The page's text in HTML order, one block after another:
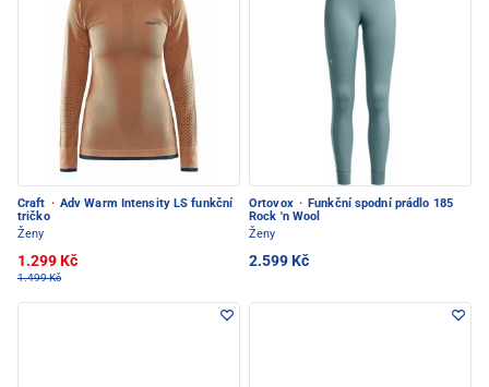
Craft · Adv Warm Intensity LS funkční
tričko
Ženy
1.299 Kč
1.499 Kč
Ortovox · Funkční spodní prádlo 185
Rock 'n Wool
Ženy
2.599 Kč